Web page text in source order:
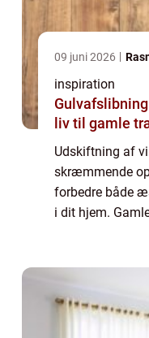
09 juni 2026
inspiration
liv til gamle
Udskiftning af
skræmmende
forbedre både
i dit hjem.